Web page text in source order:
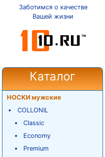
Заботимся о качестве
Вашей жизни
Каталог
НОСКИ мужские
COLLONIL
Classic
Economy
Premium